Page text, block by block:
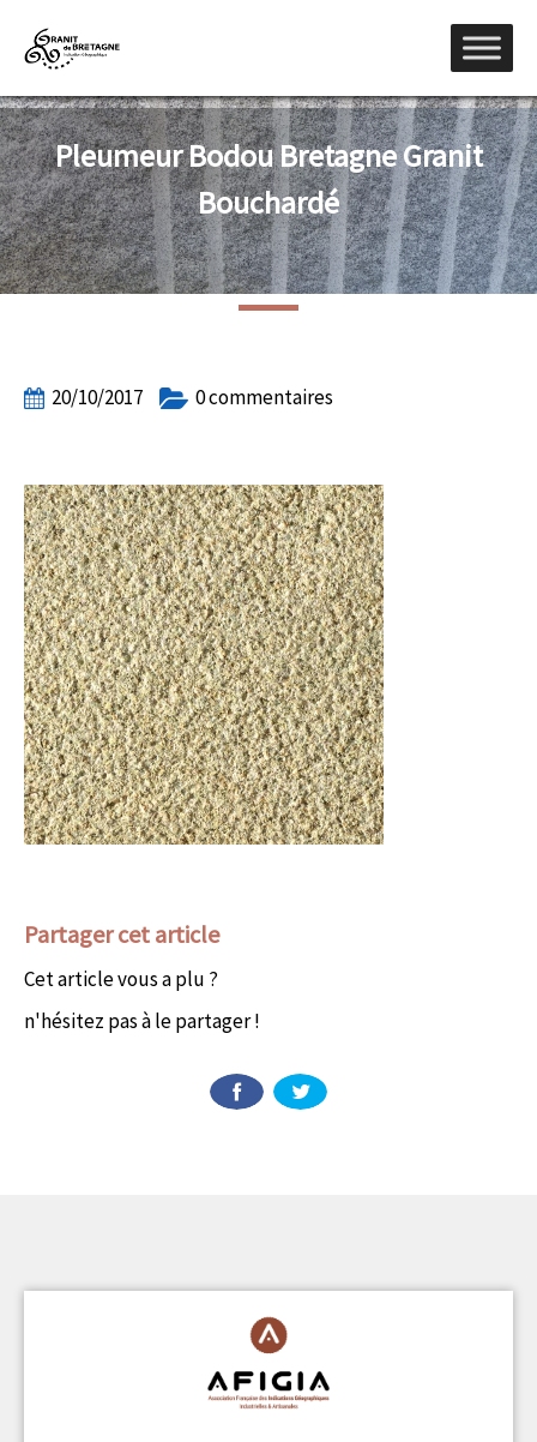
Pleumeur Bodou Bretagne Granit
Bouchardé
20/10/2017 0 commentaires
Partager cet article
Cet article vous a plu ?
n'hésitez pas à le partager !